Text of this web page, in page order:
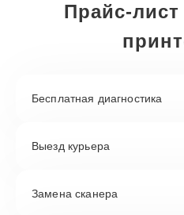
Прайс-
Бесплатная диагностика
Выезд курьера
Замена сканера